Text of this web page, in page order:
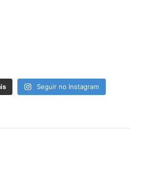
Seguir no Instagram